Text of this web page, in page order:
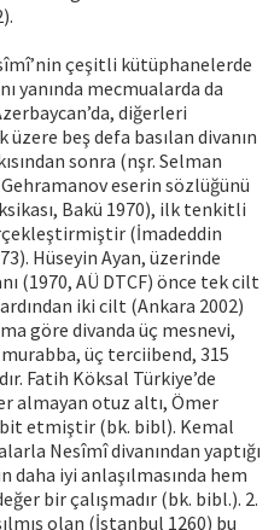
çeşitli kütüphanelerde
yanında mecmualarda da
diğerleri
beş defa basılan divanın
sonra (nşr. Selman
eserin sözlüğünü
Bakü 1970), ilk tenkitli
(İmadeddin
Hüseyin Ayan, üzerinde
(1970, AÜ DTCF) önce tek cilt
iki cilt (Ankara 2002)
göre divanda üç mesnevi,
üç terciibend, 315
Fatih Köksal Türkiye’de
almayan otuz altı, Ömer
etmiştir (bk. bibl). Kemal
Nesîmî divanından yaptığı
iyi anlaşılmasında hem
bir çalışmadır (bk. bibl.). 2.
olan (İstanbul 1260) bu